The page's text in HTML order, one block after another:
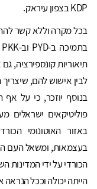
KDP בצפון עיראק.
בכל מקרה וללא קשר
תיאוריות קונספירציה,
לבין אישוש להם,
בנוסף יוזכר, כי על
פוליטיקאים
בעצמאות, ומשאל העם
הכורדי על ידי המדינות
הייתה יכולה וככל